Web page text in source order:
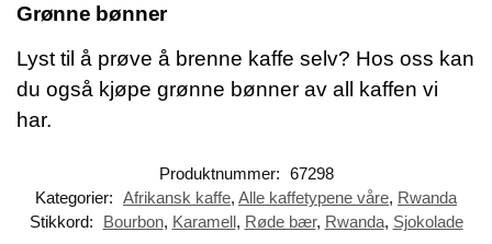
Grønne bønner
Lyst til å prøve å brenne kaffe selv? Hos oss kan
du også kjøpe grønne bønner av all kaffen vi
har.
Produktnummer: 67298
Kategorier: Afrikansk kaffe, Alle kaffetypene våre, Rwanda
Stikkord:
Bourbon, Karamell, Røde bær, Rwanda, Sjokolade